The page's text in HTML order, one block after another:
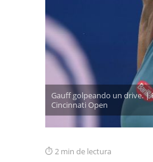
Gauff golpeando un drive. |
Cincinnati Open
2 min de lectura